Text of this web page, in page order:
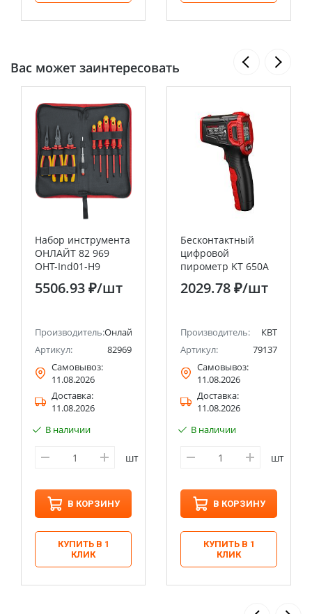
Вас может заинтересовать
Набор инструмента
ОНЛАЙТ 82 969
OHT-Ind01-H9
(диэлектрические,
усиленные, 9 шт)
5506.93 ₽/шт
Производитель:Онлайт
Артикул:
82969
Самовывоз:
11.08.2026
Доставка:
11.08.2026
В наличии
шт
В КОРЗИНУ
КУПИТЬ В 1
КЛИК
Бесконтактный
цифровой
пирометр KT 650A
"PROLINE" КВТ
2029.78 ₽/шт
Производитель:
КВТ
Артикул:
79137
Самовывоз:
11.08.2026
Доставка:
11.08.2026
В наличии
шт
В КОРЗИНУ
КУПИТЬ В 1
КЛИК